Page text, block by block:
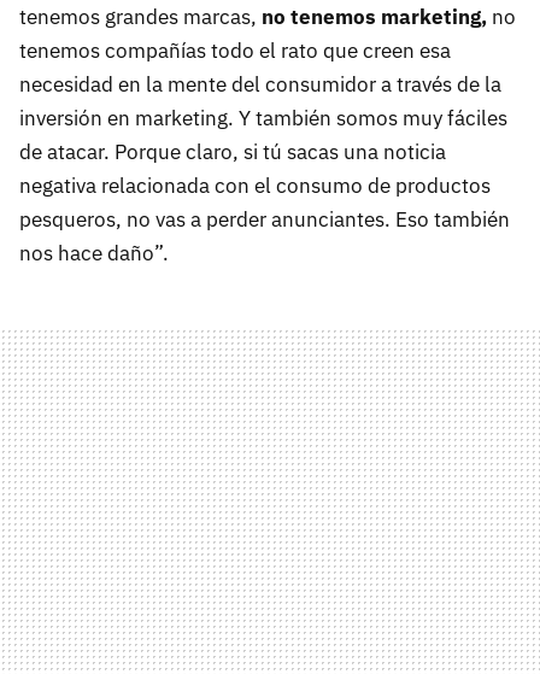
tenemos grandes marcas, no tenemos marketing, no
tenemos compañías todo el rato que creen esa
necesidad en la mente del consumidor a través de la
inversión en marketing. Y también somos muy fáciles
de atacar. Porque claro, si tú sacas una noticia
negativa relacionada con el consumo de productos
pesqueros, no vas a perder anunciantes. Eso también
nos hace daño”.